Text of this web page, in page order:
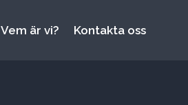
Vem är vi? Kontakta oss